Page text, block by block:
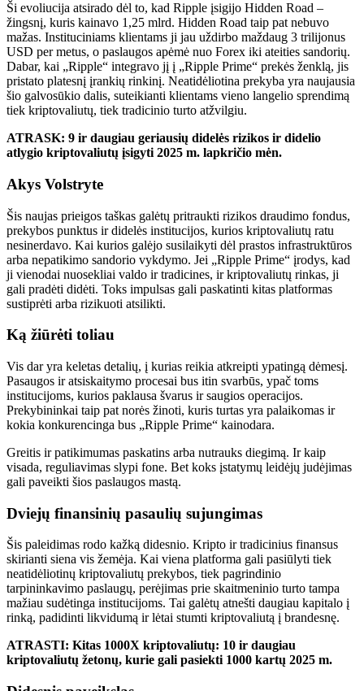
Ši evoliucija atsirado dėl to, kad Ripple įsigijo Hidden Road –
žingsnį, kuris kainavo 1,25 mlrd. Hidden Road taip pat nebuvo
mažas. Instituciniams klientams ji jau uždirbo maždaug 3 trilijonus
USD per metus, o paslaugos apėmė nuo Forex iki ateities sandorių.
Dabar, kai „Ripple“ integravo jį į „Ripple Prime“ prekės ženklą, jis
pristato platesnį įrankių rinkinį. Neatidėliotina prekyba yra naujausia
šio galvosūkio dalis, suteikianti klientams vieno langelio sprendimą
tiek kriptovaliutų, tiek tradicinio turto atžvilgiu.
ATRASK: 9 ir daugiau geriausių didelės rizikos ir didelio
atlygio kriptovaliutų įsigyti 2025 m. lapkričio mėn.
Akys Volstryte
Šis naujas prieigos taškas galėtų pritraukti rizikos draudimo fondus,
prekybos punktus irdidelės institucijos, kurios kriptovaliutų ratu
nesinerdavo. Kai kurios galėjo susilaikyti dėl prastos infrastruktūros
arba nepatikimo sandorio vykdymo. Jei „Ripple Prime“ įrodys, kad
ji vienodai nuosekliai valdo ir tradicines, ir kriptovaliutų rinkas, ji
gali pradėti didėti. Toks impulsas gali paskatinti kitas platformas
sustiprėti arba rizikuoti atsilikti.
Ką žiūrėti toliau
Vis dar yra keletas detalių, į kurias reikia atkreipti ypatingą dėmesį.
Pasaugos ir atsiskaitymo procesai bus itin svarbūs, ypač toms
institucijoms, kurios paklausa švarus irsaugios operacijos.
Prekybininkai taip pat norės žinoti, kuris turtas yra palaikomas ir
kokia konkurencinga bus „Ripple Prime“ kainodara.
Greitis ir patikimumas paskatins arba nutrauks diegimą. Ir kaip
visada, reguliavimas slypi fone. Bet koks įstatymų leidėjų judėjimas
gali paveikti šios paslaugos mastą.
Dviejų finansinių pasaulių sujungimas
Šis paleidimas rodo kažką didesnio. Kripto ir tradicinius finansus
skirianti siena vis žemėja. Kai viena platforma gali pasiūlyti tiek
neatidėliotinų kriptovaliutų prekybos, tiek pagrindinio
tarpininkavimo paslaugų, perėjimas prie skaitmeninio turto tampa
mažiau sudėtinga institucijoms. Tai galėtų atnešti daugiau kapitalo į
rinką, padidinti likvidumą ir lėtai stumti kriptovaliutą į brandesnę.
ATRASTI: Kitas 1000X kriptovaliutų: 10 ir daugiau
kriptovaliutų žetonų, kurie gali pasiekti 1000 kartų 2025 m.